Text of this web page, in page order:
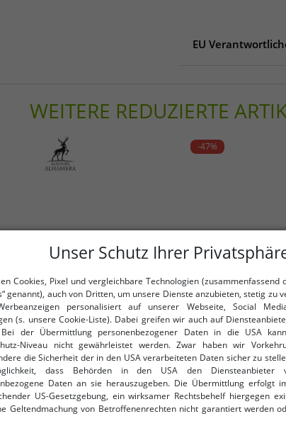
EU
664 41 Popůvky
Tschechien
WEITERE REDUZIERTE
Parfum aromatisch-frischer
-47%
Lattafa Rave Now
Unser Schutz Ihrer
Cookies, Pixel und vergleichbare Technologien (zusammenfassend
genannt), auch von Dritten, um unsere Dienste anzubieten, stetig zu
personalisiert auf unserer Webseite, Social
(s. unsere Cookie-Liste). Dabei greifen wir auch auf
der Übermittlung personenbezogener Daten in die USA
Niveau nicht gewährleistet werden. Zwar haben wir
die Sicherheit der in den USA verarbeiteten Daten sicher zu
dass Behörden in den USA den Diensteanbieter
Daten an sie herauszugeben. Die Übermittlung erfolgt
US-Gesetzgebung, ein wirksamer Rechtsbehelf hiergegen
Geltendmachung von Betroffenenrechten nicht garantiert werden